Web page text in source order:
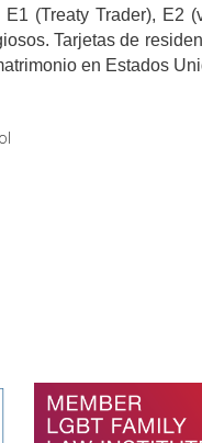
E1 (Treaty Trader), E2
Tarjetas de
en Estados